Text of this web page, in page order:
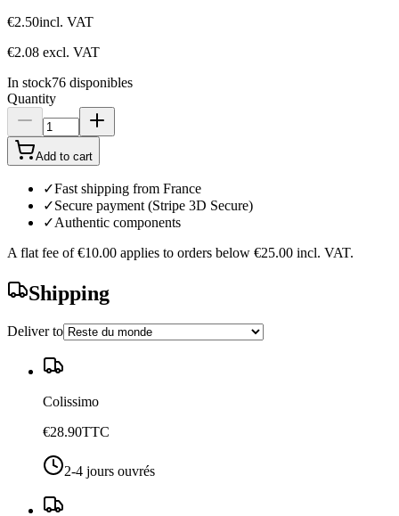
€2.50incl. VAT
€2.08 excl. VAT
In stock76 disponibles
Quantity
Add to cart
✓Fast shipping from France
✓Secure payment (Stripe 3D Secure)
✓Authentic components
A flat fee of €10.00 applies to orders below €25.00 incl. VAT.
Shipping
Deliver to
Colissimo
€28.90TTC
2-4 jours ouvrés